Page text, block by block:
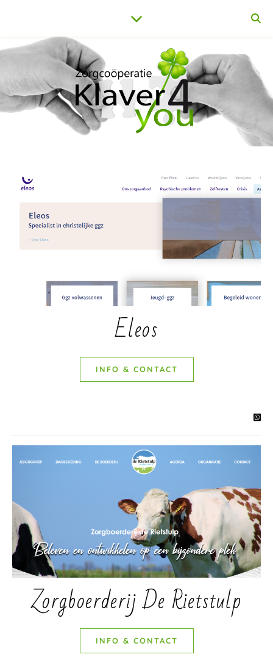
Eleos
INFO & CONTACT
Zorgboerderij De Rietstulp
INFO & CONTACT